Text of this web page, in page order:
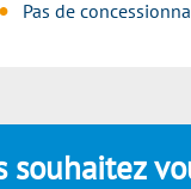
Pas de
souhaitez